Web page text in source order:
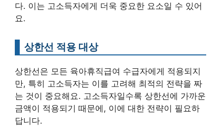
다. 이는 고소득자에게 더욱 중요한 요소일 수 있어
요.
상한선 적용 대상
상한선은 모든 육아휴직급여 수급자에게 적용되지
만, 특히 고소득자는 이를 고려해 최적의 전략을 짜
는 것이 중요해요. 고소득자일수록 상한선에 가까운
금액이 적용되기 때문에, 이에 대한 전략이 필요하
답니다.